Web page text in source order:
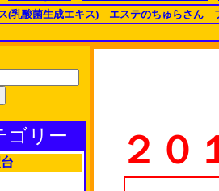
(乳酸菌生成エキス)
エステのちゅらさん
ゴリー ２０